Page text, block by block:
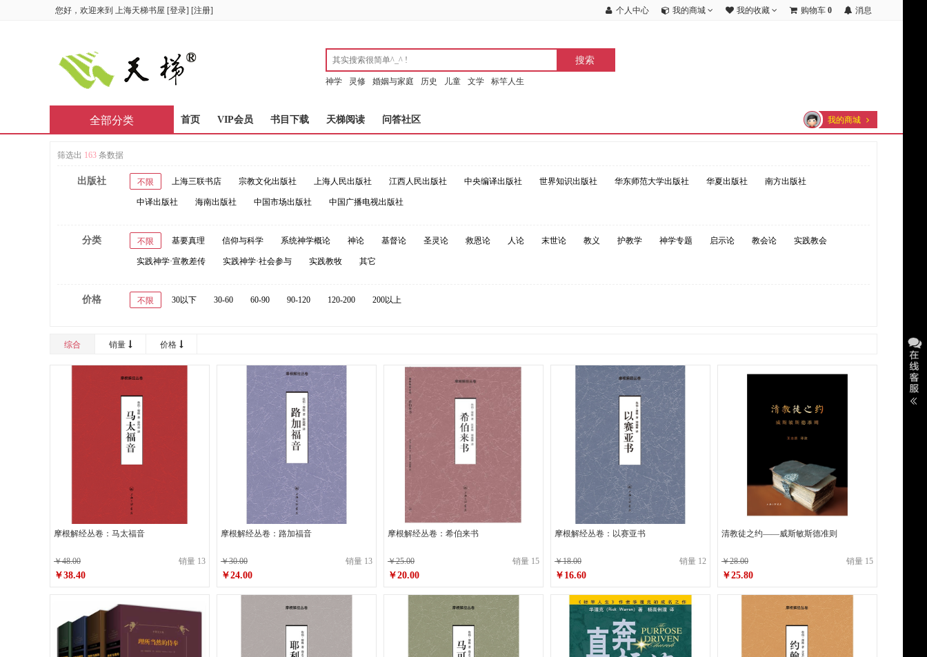
您好，欢迎来到 上海天梯书屋 [登录] [注册] 个人中心 我的商城 我的收藏 购物车 0 消息
神学 灵修 婚姻与家庭 历史 儿童 文学 标竿人生
首页 VIP会员 书目下载 天梯阅读 问答社区 我的商城
全部分类
筛选出 163 条数据
出版社 不限 上海三联书店 宗教文化出版社 上海人民出版社 江西人民出版社 中央编译出版社 世界知识出版社 华东师范大学出版社 华夏出版社 南方出版社
中译出版社 海南出版社 中国市场出版社 中国广播电视出版社
分类 不限 基要真理 信仰与科学 系统神学概论 神论 基督论 圣灵论 救恩论 人论 末世论 教义 护教学 神学专题 启示论 教会论 实践教会
实践神学·宣教差传 实践神学·社会参与 实践教牧 其它
价格 不限 30以下 30-60 60-90 90-120 120-200 200以上
综合 销量 价格
摩根解经丛卷：马太福音
￥48.00 销量 13
￥38.40
￥38.40
摩根解经丛卷：路加福音
￥30.00 销量 13
￥24.00
￥30.00
摩根解经丛卷：希伯来书
￥25.00 销量 15
￥20.00
￥25.00
￥20.00
摩根解经丛卷：以赛亚书
￥18.00 销量 12
￥16.60
原价 ￥18.00
￥16.60
清教徒之约——威斯敏斯德准则
￥28.00 销量 15
￥25.80
￥28.00
￥25.80